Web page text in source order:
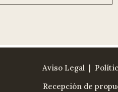
Aviso Legal |
Recepción de